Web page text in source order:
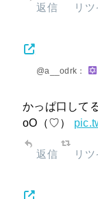
返信 リツ
@a__odrk：
かっぱ口して
oO（♡）
返信 リツ